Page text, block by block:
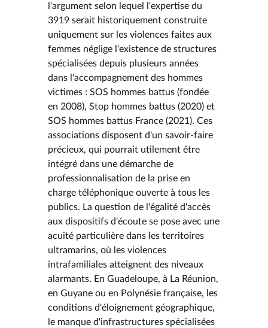
l'argument selon lequel l'expertise du
3919 serait historiquement construite
uniquement sur les violences faites aux
femmes néglige l'existence de structures
spécialisées depuis plusieurs années
dans l'accompagnement des hommes
victimes : SOS hommes battus (fondée
en 2008), Stop hommes battus (2020) et
SOS hommes battus France (2021). Ces
associations disposent d'un savoir-faire
précieux, qui pourrait utilement être
intégré dans une démarche de
professionnalisation de la prise en
charge téléphonique ouverte à tous les
publics. La question de l'égalité d'accès
aux dispositifs d'écoute se pose avec une
acuité particulière dans les territoires
ultramarins, où les violences
intrafamiliales atteignent des niveaux
alarmants. En Guadeloupe, à La Réunion,
en Guyane ou en Polynésie française, les
conditions d'éloignement géographique,
le manque d'infrastructures spécialisées